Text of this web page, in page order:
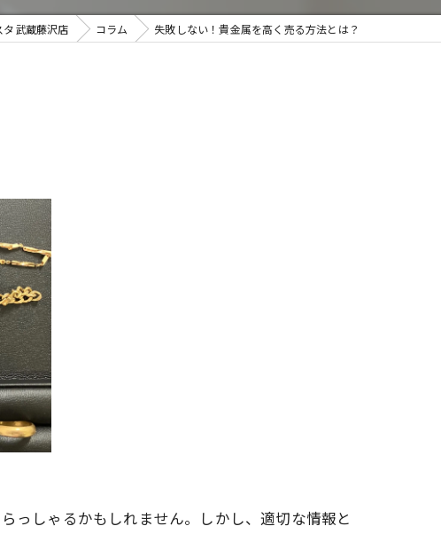
品買取・遺品整理
タ武蔵藤沢店 コラム 失敗しない！貴金属を高く売る方法とは？
っしゃるかもしれません。しかし、適切な情報と